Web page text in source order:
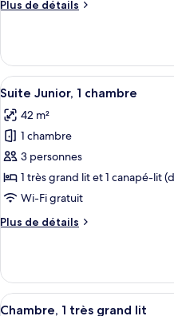
chambre :
très
grand
lit
Plus de détails
Plus
Chambre,
très
lit
Afficher
toutes
les
photos
pour
ce
type
chambre :
chambre
8
Suite Junior, 1 chambre
42 m²
1 chambre
3 personnes
1 très grand lit et 1 canapé-lit
Wi-Fi gratuit
Plus de détails
Plus
Suite
Junior,
1
Afficher
7
Chambre, 1 très grand lit